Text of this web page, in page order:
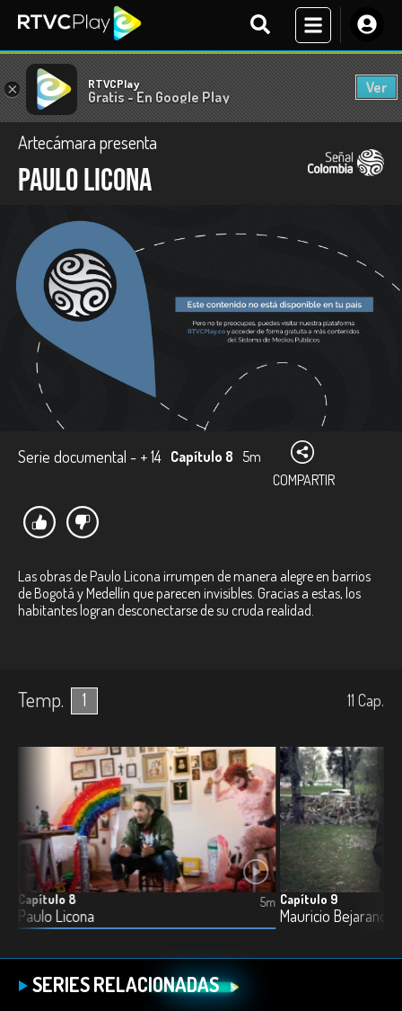
× RTVCPlay
Gratis - En Google Play
Ver
Artecámara presenta
Paulo Licona
Serie documental - + 14 Capítulo 8 5m
COMPARTIR
Las obras de Paulo Licona irrumpen de manera alegre en barrios
de Bogotá y Medellín que parecen invisibles. Gracias a estas, los
habitantes logran desconectarse de su cruda realidad.
Temp. 1 11 Cap.
Capítulo 8
Paulo Licona
5m Capítulo 9
Mauricio Bejarano
SERIES RELACIONADAS